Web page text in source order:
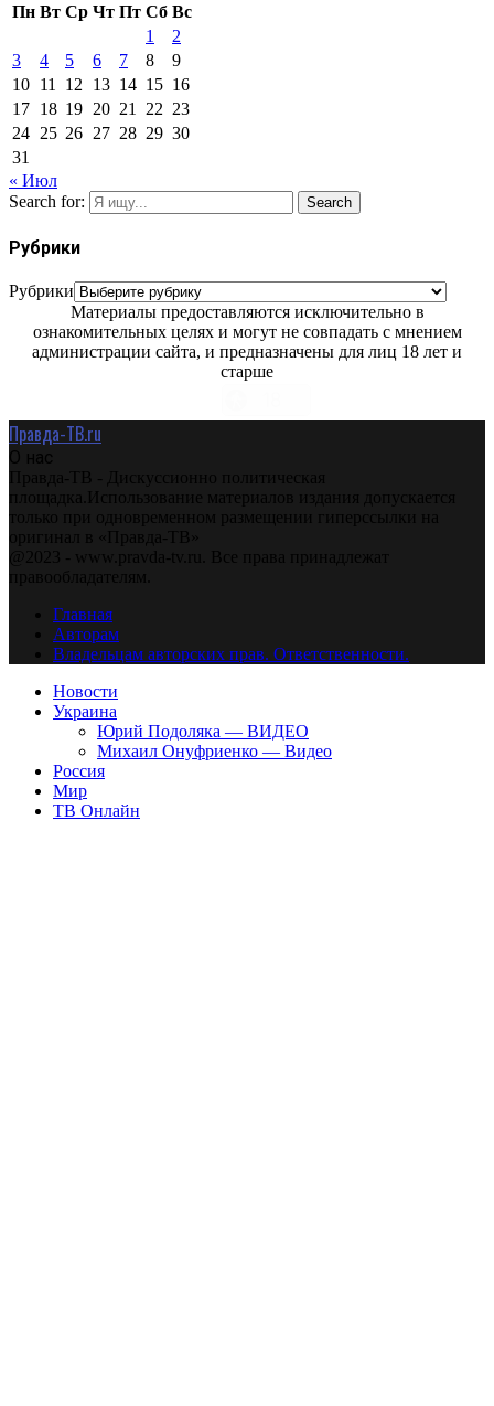
Пн Вт Ср Чт Пт Сб Вс
1
2
3
4 5 6 7 8
9
10 11 12 13 14 15 16
17 18 19 20 21 22 23
24 25 26 27 28 29 30
31
« Июл
Search for:
Search
Рубрики
Рубрики
Материалы предоставляются исключительно в
ознакомительных целях и могут не совпадать с мнением
администрации сайта, и предназначены для лиц 18 лет и
старше
Правда-ТВ.ru
О нас
Правда-ТВ - Дискуссионно политическая
площадка.Использование материалов издания допускается
только при одновременном размещении гиперссылки на
оригинал в «Правда-ТВ»
@2023 - www.pravda-tv.ru. Все права принадлежат
правообладателям.
Главная
Авторам
Владельцам авторских прав. Ответственности.
Новости
Украина
Юрий Подоляка — ВИДЕО
Михаил Онуфриенко — Видео
Россия
Мир
ТВ Онлайн